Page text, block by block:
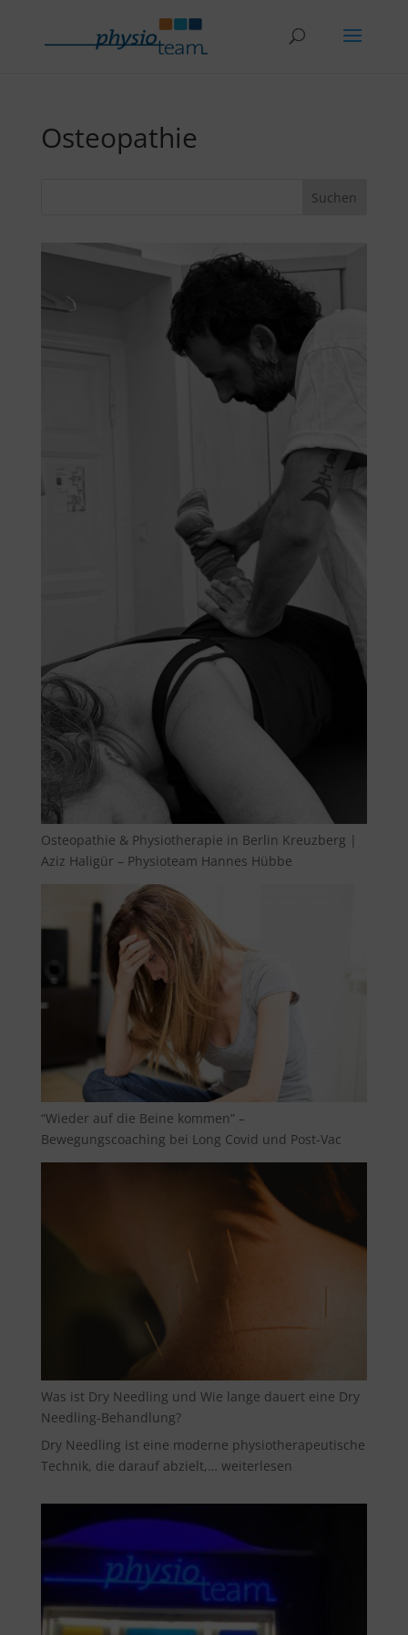
Osteopathie
Suchen
Osteopathie & Physiotherapie in Berlin Kreuzberg |
Aziz Haligür – Physioteam Hannes Hübbe
“Wieder auf die Beine kommen” –
Bewegungscoaching bei Long Covid und Post-Vac
Was ist Dry Needling und Wie lange dauert eine Dry
Needling-Behandlung?
Dry Needling ist eine moderne physiotherapeutische
Technik, die darauf abzielt,… Was
Dry
Needling
und
lange
dauert
weiterlesen